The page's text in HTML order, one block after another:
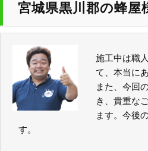
宮城県黒川郡の蜂屋
施工中は職
て、本当に
また、今回
き、貴重な
ます。今後
す。